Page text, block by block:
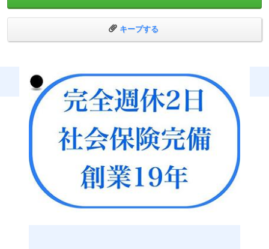
ひととおりの業務ができるようになり、売上で実績を出
し、部下育成でも実績を出し、役職者としての階段を登っ
た先には「グループの役員」になるか「独立・起業」する
良い仲間たちと支え合い、笑い合いながら、頑張っていき
ませんか？
いまこのメッセージを呼んでくださっている「あなた」
が、私たちと一緒に頑張ってくれる新しい仲間になってく
れたらこんなに嬉しいことはありません。
お会いできるのを楽しみにしています。
※通常の内勤スタッフ、店長候補以外にも下記の職種で人
キープする